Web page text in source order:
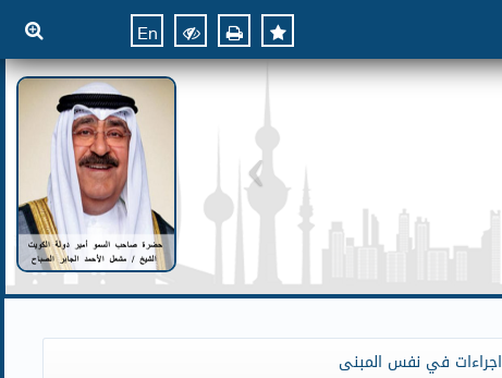
En
اجراءات في نفس المبنى